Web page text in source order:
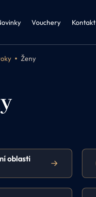
Vouchery Kontakt
FAQ
Ženy
oblasti